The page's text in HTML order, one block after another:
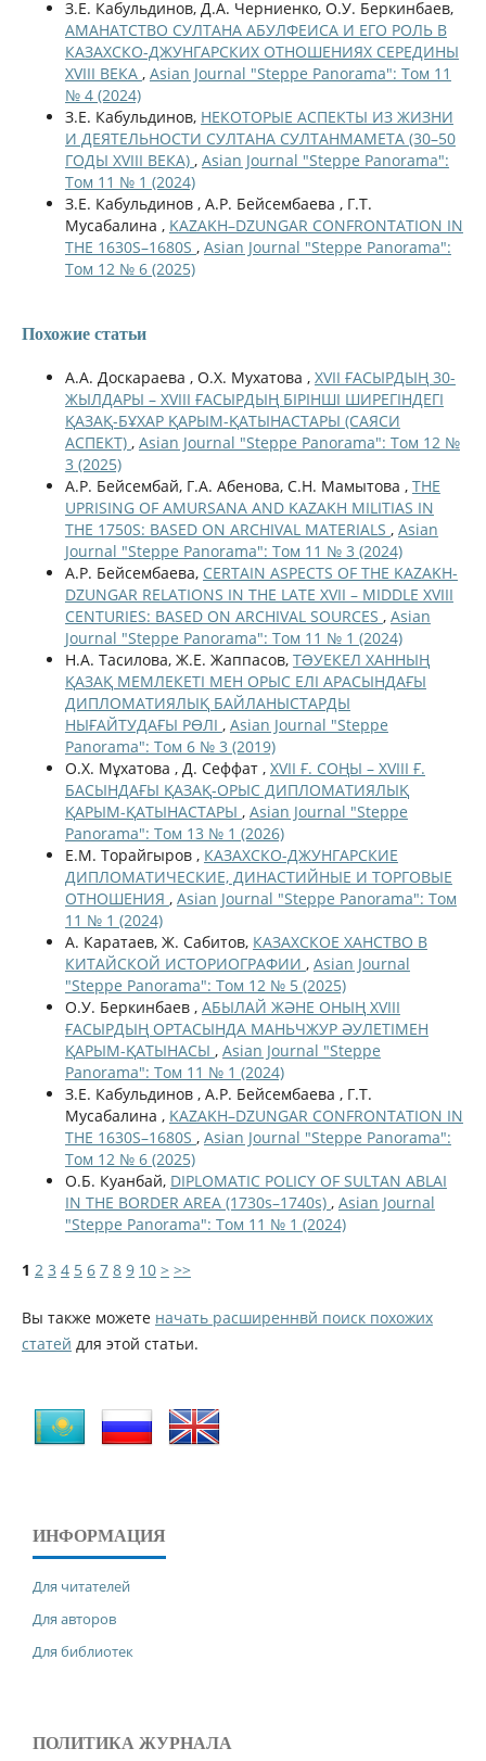
З.Е. Кабульдинов, Д.А. Черниенко, О.У. Беркинбаев,
АМАНАТСТВО СУЛТАНА АБУЛФЕИСА И ЕГО РОЛЬ В
КАЗАХСКО-ДЖУНГАРСКИХ ОТНОШЕНИЯХ СЕРЕДИНЫ
XVIII ВЕКА , Asian Journal "Steppe Panorama": Том 11
№ 4 (2024)
З.Е. Кабульдинов, НЕКОТОРЫЕ АСПЕКТЫ ИЗ ЖИЗНИ
И ДЕЯТЕЛЬНОСТИ СУЛТАНА СУЛТАНМАМЕТА (30–50
ГОДЫ XVIII ВЕКА) , Asian Journal "Steppe Panorama":
Том 11 № 1 (2024)
З.Е. Кабульдинов , А.Р. Бейсембаева , Г.Т.
Мусабалина , KAZAKH–DZUNGAR CONFRONTATION IN
THE 1630S–1680S , Asian Journal "Steppe Panorama":
Том 12 № 6 (2025)
Похожие статьи
А.А. Доскараева , О.Х. Мухатова , XVII ҒАСЫРДЫҢ 30-
ЖЫЛДАРЫ – XVIIІ ҒАСЫРДЫҢ БІРІНШІ ШИРЕГІНДЕГІ
ҚАЗАҚ-БҰХАР ҚАРЫМ-ҚАТЫНАСТАРЫ (САЯСИ
АСПЕКТ) , Asian Journal "Steppe Panorama": Том 12 №
3 (2025)
А.Р. Бейсембай, Г.А. Абенова, С.Н. Мамытова , THE
UPRISING OF AMURSANA AND KAZAKH MILITIAS IN
THE 1750S: BASED ON ARCHIVAL MATERIALS , Asian
Journal "Steppe Panorama": Том 11 № 3 (2024)
А.Р. Бейсембаева, CERTAIN ASPECTS OF THE KAZAKH-
DZUNGAR RELATIONS IN THE LATE XVII – MIDDLE XVIII
CENTURIES: BASED ON ARCHIVAL SOURCES , Asian
Journal "Steppe Panorama": Том 11 № 1 (2024)
Н.А. Тасилова, Ж.Е. Жаппасов, ТƏУЕКЕЛ ХАННЫҢ
ҚАЗАҚ МЕМЛЕКЕТІ МЕН ОРЫС ЕЛІ АРАСЫНДАҒЫ
ДИПЛОМАТИЯЛЫҚ БАЙЛАНЫСТАРДЫ
НЫҒАЙТУДАҒЫ РӨЛІ , Asian Journal "Steppe
Panorama": Том 6 № 3 (2019)
О.Х. Мұхатова , Д. Сеффат , XVII Ғ. СОҢЫ – XVIII Ғ.
БАСЫНДАҒЫ ҚАЗАҚ-ОРЫС ДИПЛОМАТИЯЛЫҚ
ҚАРЫМ-ҚАТЫНАСТАРЫ , Asian Journal "Steppe
Panorama": Том 13 № 1 (2026)
Е.М. Торайгыров , КАЗАХСКО-ДЖУНГАРСКИЕ
ДИПЛОМАТИЧЕСКИЕ, ДИНАСТИЙНЫЕ И ТОРГОВЫЕ
ОТНОШЕНИЯ , Asian Journal "Steppe Panorama": Том
11 № 1 (2024)
А. Каратаев, Ж. Сабитов, КАЗАХСКОЕ ХАНСТВО В
КИТАЙСКОЙ ИСТОРИОГРАФИИ , Asian Journal
"Steppe Panorama": Том 12 № 5 (2025)
О.У. Беркинбаев , АБЫЛАЙ ЖӘНЕ ОНЫҢ XVIII
ҒАСЫРДЫҢ ОРТАСЫНДА МАНЬЧЖУР ӘУЛЕТІМЕН
ҚАРЫМ-ҚАТЫНАСЫ , Asian Journal "Steppe
Panorama": Том 11 № 1 (2024)
З.Е. Кабульдинов , А.Р. Бейсембаева , Г.Т.
Мусабалина , KAZAKH–DZUNGAR CONFRONTATION IN
THE 1630S–1680S , Asian Journal "Steppe Panorama":
Том 12 № 6 (2025)
О.Б. Куанбай, DIPLOMATIC POLICY OF SULTAN ABLAI
IN THE BORDER AREA (1730s–1740s) , Asian Journal
"Steppe Panorama": Том 11 № 1 (2024)
1 2 3 4 5 6 7 8 9 10 > >>
Вы также можете начать расширеннвй поиск похожих
статей для этой статьи.
ИНФОРМАЦИЯ
Для читателей
Для авторов
Для библиотек
ПОЛИТИКА ЖУРНАЛА